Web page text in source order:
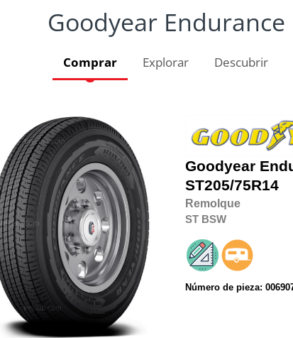
Goodyear Endurance
Comprar Explorar Descubrir
Goodyear
ST205/75R14
Remolque
ST BSW
Número de pieza: